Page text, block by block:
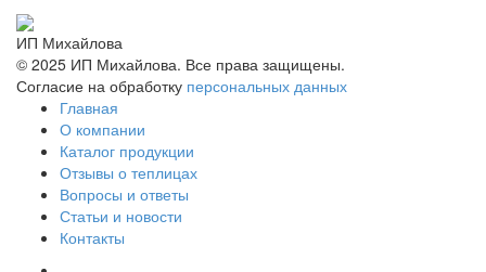
ИП Михайлова
© 2025 ИП Михайлова. Все права защищены.
Согласие на обработку персональных данных
Главная
О компании
Каталог продукции
Отзывы о теплицах
Вопросы и ответы
Статьи и новости
Контакты